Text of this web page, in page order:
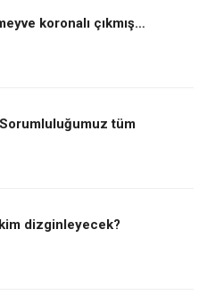
koronalı çıkmış…
tüm
dizginleyecek?